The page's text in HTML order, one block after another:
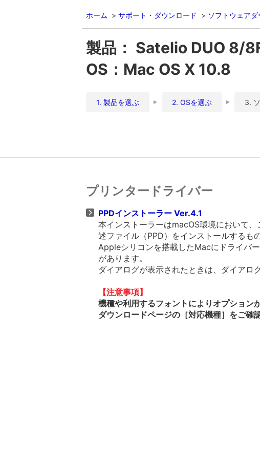
ホーム サポート・ダウンロード ソフトウェアダ
製品： Satelio DUO 8/
OS：Mac OS X 10.8
1. 製品を選ぶ 2. OSを選ぶ 3.
プリンタードライバー
PPDインストーラー Ver.4.1
本インストーラーはmacOS環境において
述ファイル（PPD）をインストールするもの
Appleシリコンを搭載したMacにドライバ
があります。
ダイアログが表示されたときは、ダイアロ
【注意事項】
機種や利用するフォントによりオプション
ダウンロードページの［対応機種］をご確